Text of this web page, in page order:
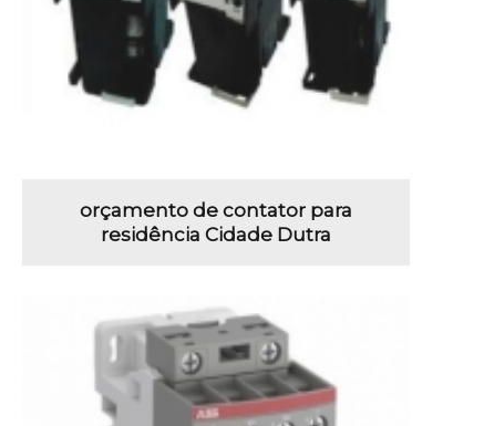
orçamento de contator para
residência Cidade Dutra